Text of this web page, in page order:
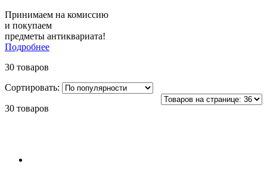
Принимаем на комиссию
и покупаем
предметы антиквариата!
Подробнее
30 товаров
Сортировать:
30 товаров